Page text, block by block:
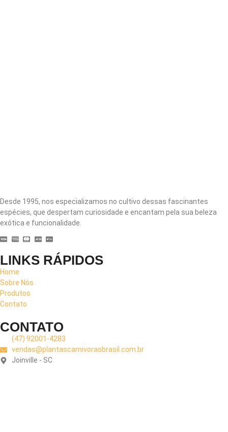
Desde 1995, nos especializamos no cultivo dessas fascinantes
espécies, que despertam curiosidade e encantam pela sua beleza
exótica e funcionalidade.
LINKS RÁPIDOS
Home
Sobre Nós
Produtos
Contato
CONTATO
(47) 92001-4283
vendas@plantascarnivorasbrasil.com.br
Joinville - SC